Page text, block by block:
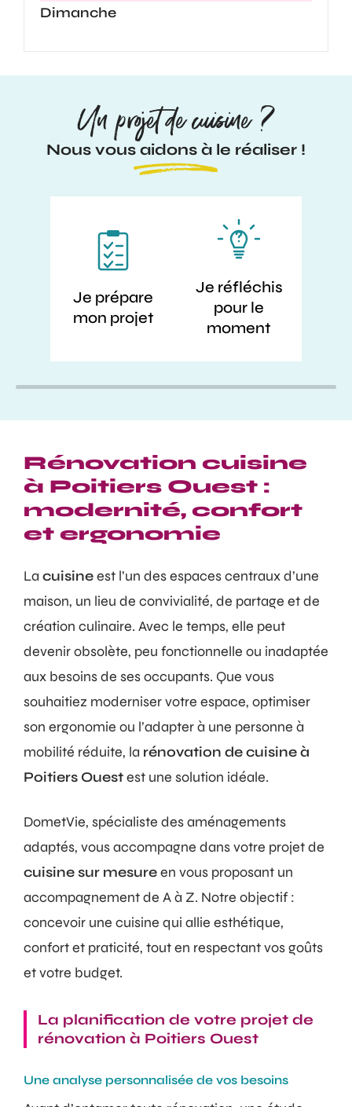
Dimanche
Un projet de cuisine ?
Nous vous aidons à le réaliser !
Je prépare
mon projet
Je réfléchis
pour le
moment
Rénovation cuisine
à Poitiers Ouest :
modernité, confort
et ergonomie
La cuisineest l’un des espaces centraux d’une
maison, un lieu de convivialité, de partage et de
création culinaire. Avec le temps, elle peut
devenir obsolète, peu fonctionnelle ou inadaptée
aux besoins de ses occupants. Que vous
souhaitiez moderniser votre espace, optimiser
son ergonomie ou l’adapter à une personne à
mobilité réduite, la rénovation de cuisine à
Poitiers Ouestest une solution idéale.
DometVie, spécialiste des aménagements
adaptés, vous accompagne dans votre projet de
cuisine sur mesureen vous proposant un
accompagnement de A à Z. Notre objectif :
concevoir une cuisine qui allie esthétique,
confort et praticité, tout en respectant vos goûts
et votre budget.
La planification de votre projet de
rénovation à Poitiers Ouest
Une analyse personnalisée de vos besoins